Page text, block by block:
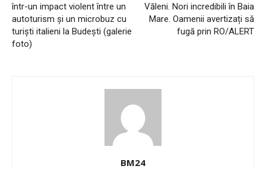
într-un impact violent între un
autoturism și un microbuz cu
turiști italieni la Budești (galerie
foto)
Văleni. Nori incredibili în Baia
Mare. Oamenii avertizați să
fugă prin RO/ALERT
BM24